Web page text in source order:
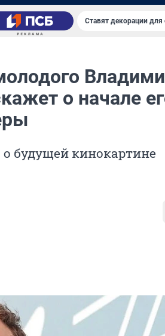
Ставят декорации
о начале
будущей кинокартине